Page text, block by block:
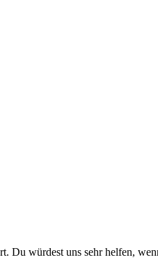
Du würdest uns sehr helfen,